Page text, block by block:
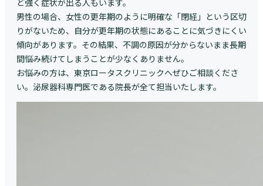
ど強く症状が出る人もいます。
男性の場合、女性の更年期のように明確な「閉経」という区切
りがないため、自分が更年期の状態にあることに気づきにくい
傾向があります。その結果、不調の原因が分からないまま長期
間悩み続けてしまうことが少なくありません。
お悩みの方は、東京ロータスクリニックへぜひご相談くださ
い。泌尿器科専門医である院長が全て担当いたします。